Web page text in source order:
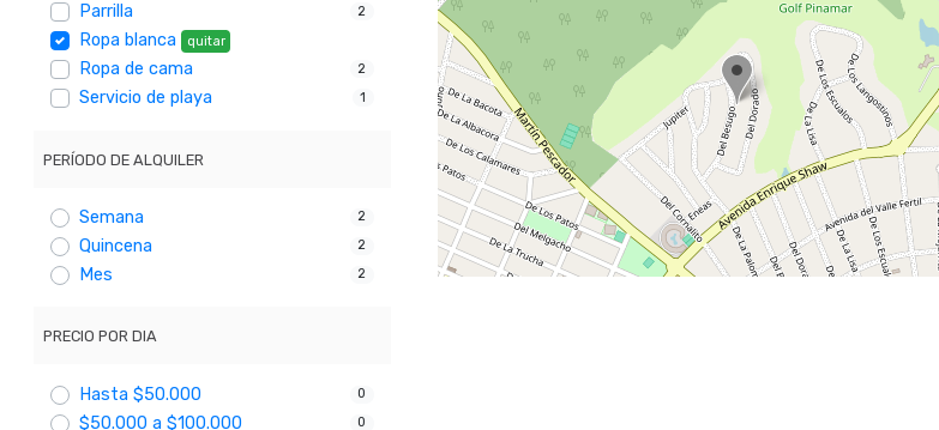
Parrilla 2
Ropa blanca quitar
Ropa de cama 2
Servicio de playa 1
PERÍODO DE ALQUILER
Semana 2
Quincena 2
Mes 2
PRECIO POR DIA
Hasta $50.000 0
$50.000 a $100.000 0